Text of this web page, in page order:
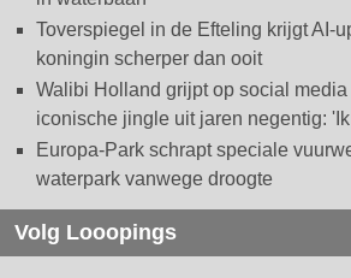
Toverspiegel in de Efteling krijgt AI-
koningin scherper dan ooit
Walibi Holland grijpt op social media
iconische jingle uit jaren negentig:
Europa-Park schrapt speciale
waterpark vanwege droogte
Volg Looopings